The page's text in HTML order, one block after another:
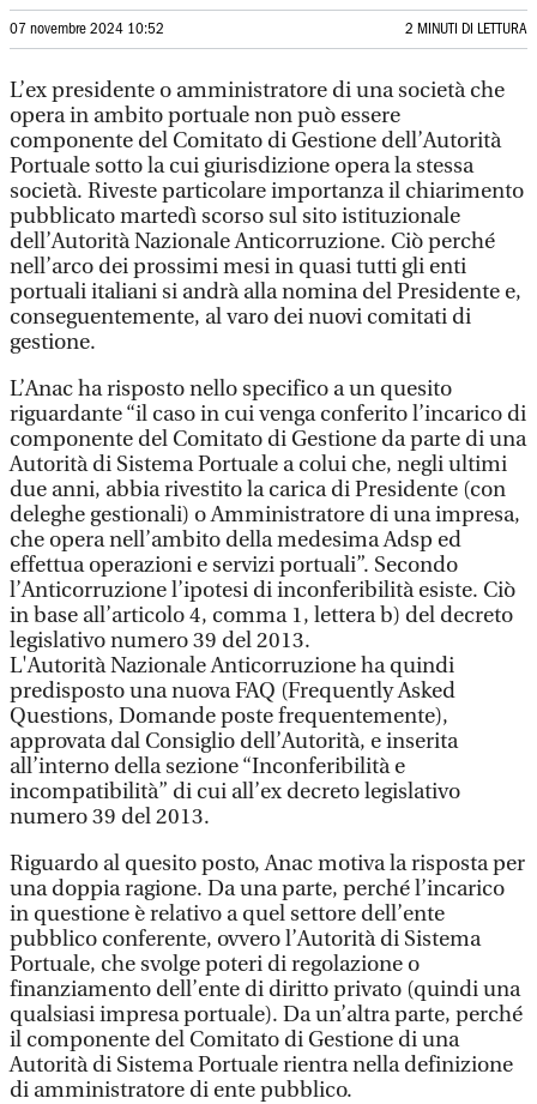
07 novembre 2024 10:52 2 MINUTI DI LETTURA
L’ex presidente o amministratore di una società che
opera in ambito portuale non può essere
componente del Comitato di Gestione dell’Autorità
Portuale sotto la cui giurisdizione opera la stessa
società. Riveste particolare importanza il chiarimento
pubblicato martedì scorso sul sito istituzionale
dell’Autorità Nazionale Anticorruzione. Ciò perché
nell’arco dei prossimi mesi in quasi tutti gli enti
portuali italiani si andrà alla nomina del Presidente e,
conseguentemente, al varo dei nuovi comitati di
gestione.
L’Anac ha risposto nello specifico a un quesito
riguardante “il caso in cui venga conferito l’incarico di
componente del Comitato di Gestione da parte di una
Autorità di Sistema Portuale a colui che, negli ultimi
due anni, abbia rivestito la carica di Presidente (con
deleghe gestionali) o Amministratore di una impresa,
che opera nell’ambito della medesima Adsp ed
effettua operazioni e servizi portuali”. Secondo
l’Anticorruzione l’ipotesi di inconferibilità esiste. Ciò
in base all’articolo 4, comma 1, lettera b) del decreto
legislativo numero 39 del 2013.
L'Autorità Nazionale Anticorruzione ha quindi
predisposto una nuova FAQ (Frequently Asked
Questions, Domande poste frequentemente),
approvata dal Consiglio dell’Autorità, e inserita
all’interno della sezione “Inconferibilità e
incompatibilità” di cui all’ex decreto legislativo
numero 39 del 2013.
Riguardo al quesito posto, Anac motiva la risposta per
una doppia ragione. Da una parte, perché l’incarico
in questione è relativo a quel settore dell’ente
pubblico conferente, ovvero l’Autorità di Sistema
Portuale, che svolge poteri di regolazione o
finanziamento dell’ente di diritto privato (quindi una
qualsiasi impresa portuale). Da un’altra parte, perché
il componente del Comitato di Gestione di una
Autorità di Sistema Portuale rientra nella definizione
di amministratore di ente pubblico.